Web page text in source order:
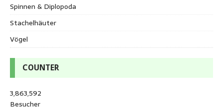
Spinnen & Diplopoda
Stachelhäuter
Vögel
COUNTER
3,863,592
Besucher